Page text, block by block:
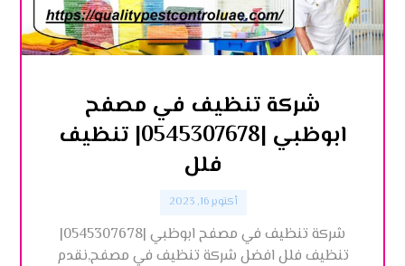
شركة تنظيف في مصفح
ابوظبي |0545307678| تنظيف
فلل
أكتوبر 16, 2023
شركة تنظيف في مصفح ابوظبي |0545307678|
تنظيف فلل افضل شركة تنظيف في مصفح,نقدم